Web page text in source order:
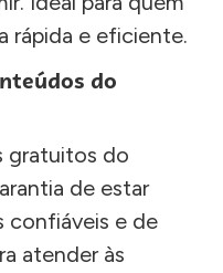
rápida e eficiente.
do
gratuitos do
de estar
confiáveis e de
atender às